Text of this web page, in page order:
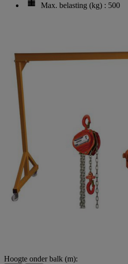
Max. belasting (kg) : 500
Hoogte onder balk (m):